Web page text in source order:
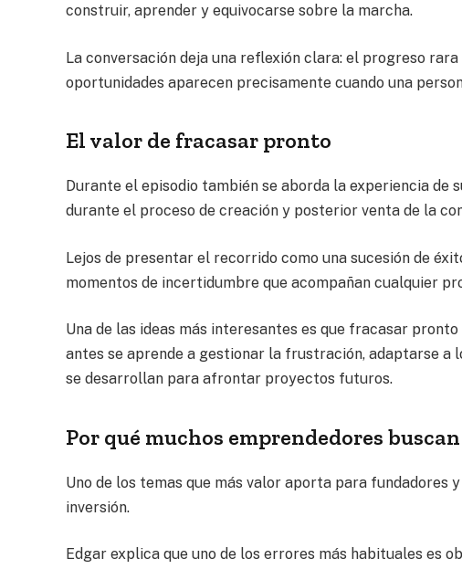
construir, aprender y equivocarse sobre la marcha.
La conversación deja una reflexión clara: el progreso
oportunidades aparecen precisamente cuando una
El valor de fracasar pronto
Durante el episodio también se aborda la experiencia
durante el proceso de creación y posterior venta de la
Lejos de presentar el recorrido como una sucesión de
momentos de incertidumbre que acompañan cualquier
Una de las ideas más interesantes es que fracasar
antes se aprende a gestionar la frustración, adaptarse a
se desarrollan para afrontar proyectos futuros.
Por qué muchos emprendedores
Uno de los temas que más valor aporta para fundadores
inversión.
Edgar explica que uno de los errores más habituales es